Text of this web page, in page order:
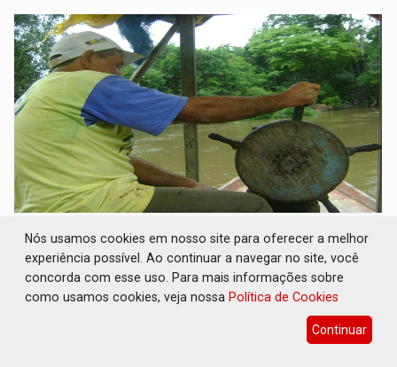
Postergado pelo povo – Por Francisco
Marquelino Santana
13 de Julho de 2026 às 08:26
Nós usamos cookies em nosso site para oferecer a melhor
experiência possível. Ao continuar a navegar no site, você
concorda com esse uso. Para mais informações sobre
como usamos cookies, veja nossa Política de Cookies
Continuar